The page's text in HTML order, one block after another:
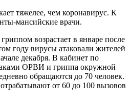
тяжелее, чем коронавирус. К
мансийские врачи.
возрастает в январе после
году вирусы атаковали жителей
декабря. В кабинет по
ОРВИ и гриппа окружной
обращаются до 70 человек.
от 60 до 100 вызовов